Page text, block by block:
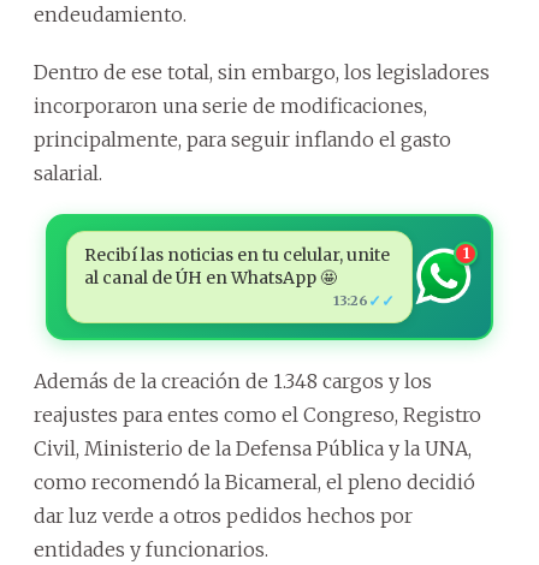
endeudamiento.
Dentro de ese total, sin embargo, los legisladores
incorporaron una serie de modificaciones,
principalmente, para seguir inflando el gasto
salarial.
Recibí las noticias en tu celular, unite
al canal de ÚH en WhatsApp 🤩
13:26 ✓✓
1
Además de la creación de 1.348 cargos y los
reajustes para entes como el Congreso, Registro
Civil, Ministerio de la Defensa Pública y la UNA,
como recomendó la Bicameral, el pleno decidió
dar luz verde a otros pedidos hechos por
entidades y funcionarios.